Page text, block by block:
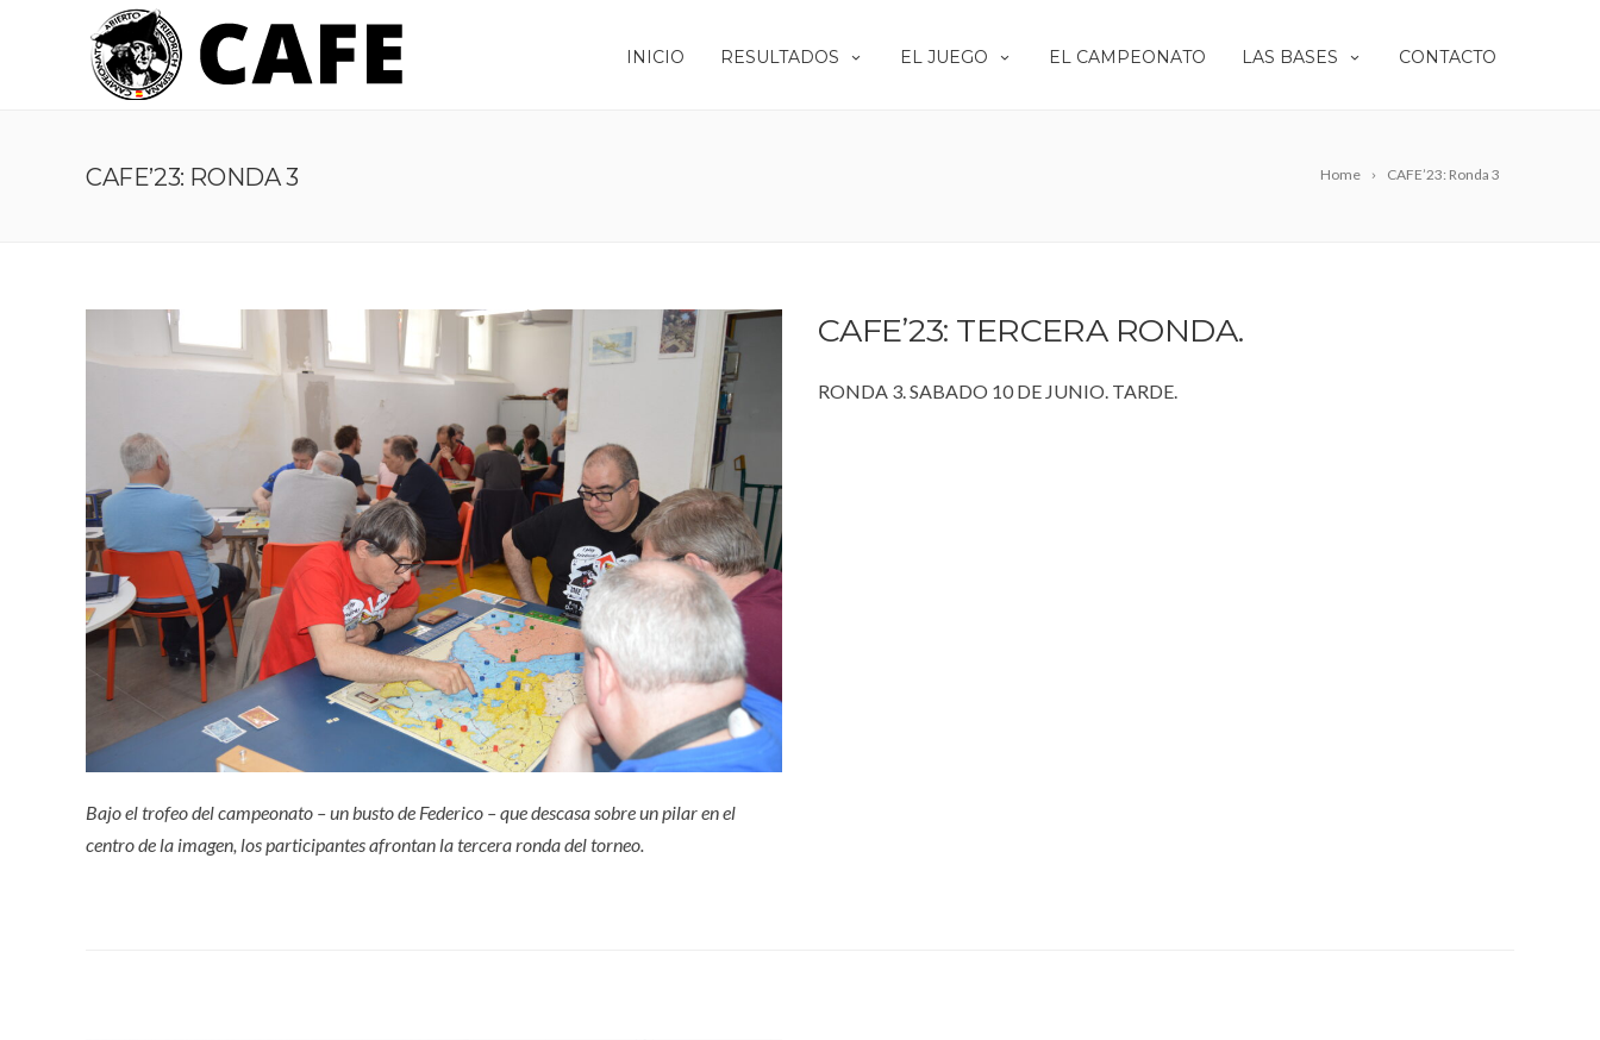
INICIO RESULTADOS EL JUEGO EL CAMPEONATO LAS BASES CONTACTO
Home CAFE’23: Ronda 3
CAFE’23: RONDA 3
Bajo el trofeo del campeonato – un busto de Federico – que descasa sobre un pilar en el
centro de la imagen, los participantes afrontan la tercera ronda del torneo.
CAFE’23: TERCERA RONDA.
RONDA 3. SABADO 10 DE JUNIO. TARDE.